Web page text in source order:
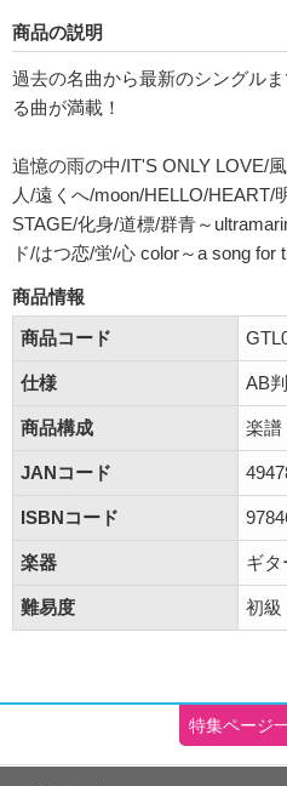
商品の説明
過去の名曲から最新のシングル
る曲が満載！
追憶の雨の中/IT'S ONLY LOVE/
人/遠くへ/moon/HELLO/
STAGE/化身/道標/群青～
ド/はつ恋/蛍/心 color～a song for
商品情報
商品コード
仕様 AB
商品構成 楽譜
JANコード
ISBNコード
楽器 ギタ
難易度 初級
特集ページ